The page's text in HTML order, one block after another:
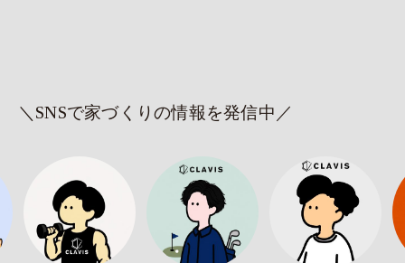
＼SNSで家づくりの情報を発信中／